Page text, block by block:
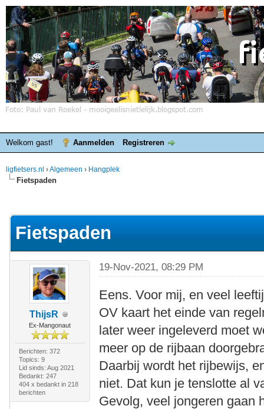
Welkom gast! Aanmelden Registreren
ligfietsers.nl ›Algemeen › Hangplek
Fietspaden
Fietspaden
ThijsR
Ex-Mangonaut
Berichten: 372
Topics: 9
Lid sinds: Aug 2021
Bedankt: 247
404 x bedankt in 218
berichten
19-Nov-2021, 08:29 PM
Eens. Voor mij, en veel
OV kaart het einde van
later weer ingeleverd moet
meer op de rijbaan
Daarbij wordt het rijbewijs,
niet. Dat kun je tenslotte al
Gevolg, veel jongeren gaan